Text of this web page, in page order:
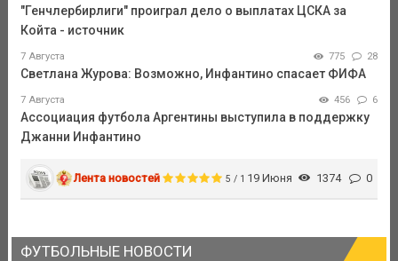
"Генчлербирлиги" проиграл дело о выплатах ЦСКА за
Койта - источник
7 Августа 775 28
Светлана Журова: Возможно, Инфантино спасает ФИФА
7 Августа 456 6
Ассоциация футбола Аргентины выступила в поддержку
Джанни Инфантино
Лента новостей 5 / 1 19 Июня 1374 0
ФУТБОЛЬНЫЕ НОВОСТИ